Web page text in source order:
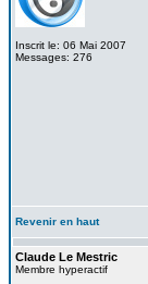
Inscrit le: 06 Mai 2007
Messages: 276
Revenir en haut
Claude Le Mestric
Membre hyperactif